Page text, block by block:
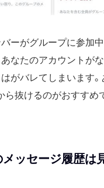
バーがグループに参加
あなたのアカウントが
はがバレてしまいます
ら抜けるのがおすすめ
メッセージ履歴は